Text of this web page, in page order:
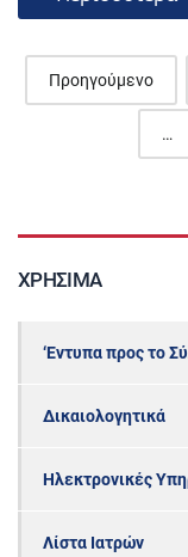
Posts
navigation
Προηγούμενο
…
ΧΡΉΣΙΜΑ
‘Εντυπα προς το
Δικαιολογητικά
Ηλεκτρονικές
Λίστα Ιατρών